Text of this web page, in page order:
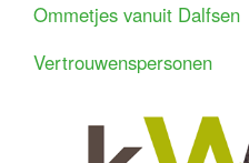
Ommetjes vanuit Dalfsen
Vertrouwenspersonen